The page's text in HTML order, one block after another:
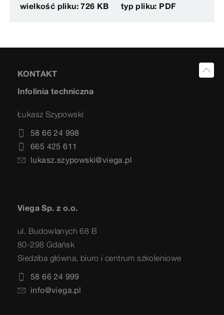
wielkość pliku: 726 KB
typ pliku: PDF
KONTAKT
Infolinia techniczna
Łukasz Szypowski
58 66 24 998
665 425 611
lukasz.szypowski@viega.pl
Viega Sp. z o.o.
ul. Budowlanych 68 B
80-298 Gdańsk
Siedziba główna, biuro i centrum szkoleniowe
58 66 24 999
info@viega.pl